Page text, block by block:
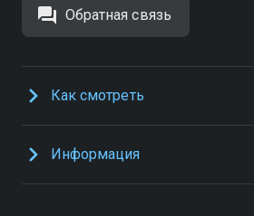
Обратная связь
Как смотреть
Информация